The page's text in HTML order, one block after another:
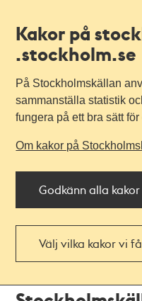
Kakor på
.stockholm.se
På Stockholmskällan
sammanställa statistik
fungera på ett bra sätt för
Om kakor på
Godkänn alla kakor
Välj vilka kakor vi